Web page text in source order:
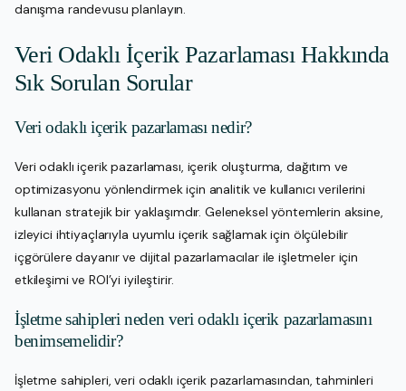
danışma randevusu planlayın.
Veri Odaklı İçerik Pazarlaması Hakkında
Sık Sorulan Sorular
Veri odaklı içerik pazarlaması nedir?
Veri odaklı içerik pazarlaması, içerik oluşturma, dağıtım ve
optimizasyonu yönlendirmek için analitik ve kullanıcı verilerini
kullanan stratejik bir yaklaşımdır. Geleneksel yöntemlerin aksine,
izleyici ihtiyaçlarıyla uyumlu içerik sağlamak için ölçülebilir
içgörülere dayanır ve dijital pazarlamacılar ile işletmeler için
etkileşimi ve ROI’yi iyileştirir.
İşletme sahipleri neden veri odaklı içerik pazarlamasını
benimsemelidir?
İşletme sahipleri, veri odaklı içerik pazarlamasından, tahminleri